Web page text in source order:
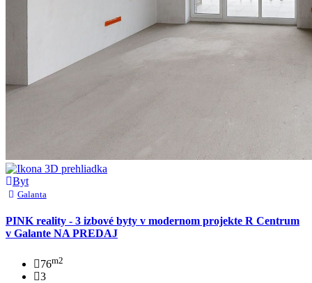
Byt
Galanta
PINK reality - 3 izbové byty v modernom projekte R Centrum
v Galante NA PREDAJ
76m2
3